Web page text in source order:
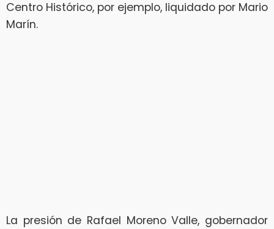
Centro Histórico, por ejemplo, liquidado por Mario
Marín.
La presión de Rafael Moreno Valle, gobernador